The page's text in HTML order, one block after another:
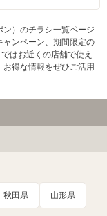
）のチラシ一覧ページ
ンペーン、期間限定の
はお近くの店舗で使え
得な情報をぜひご活用
秋田県 山形県